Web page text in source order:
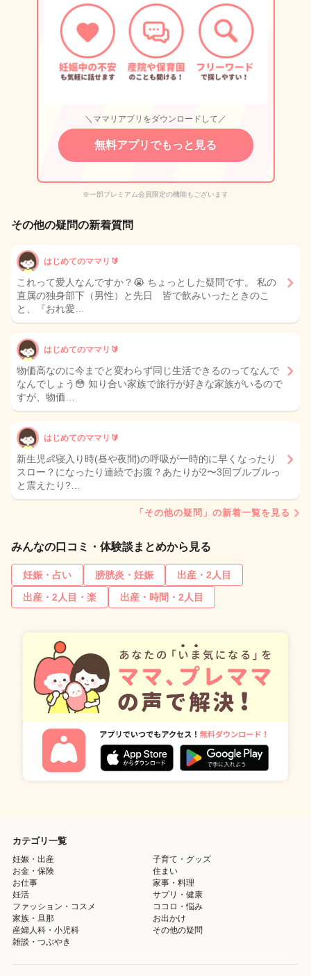
＼ママリアプリをダウンロードして／
無料アプリでもっと見る
※一部プレミアム会員限定の機能もございます
その他の疑問の新着質問
はじめてのママリ🔰
これって愛人なんですか？😭 ちょっとした疑問です。 私の
直属の独身部下（男性）と先日 皆で飲みいったときのこ
と、『おれ愛…
はじめてのママリ🔰
物価高なのに今までと変わらず同じ生活できるのってなんで
なんでしょう😳 知り合い家族で旅行が好きな家族がいるので
すが、物価…
はじめてのママリ🔰
新生児👶寝入り時(昼や夜間)の呼吸が一時的に早くなったり
スロー？になったり連続でお腹？あたりが2〜3回ブルブルっ
と震えたり?…
「その他の疑問」の新着一覧を見る
みんなの口コミ・体験談まとめから見る
妊娠・占い 膀胱炎・妊娠
出産・2人目
出産・2人目・楽
出産・時間・2人目
カテゴリ一覧
妊娠・出産
子育て・グッズ
お金・保険
住まい
お仕事
家事・料理
妊活
サプリ・健康
ファッション・コスメ
ココロ・悩み
家族・旦那
お出かけ
産婦人科・小児科
その他の疑問
雑談・つぶやき